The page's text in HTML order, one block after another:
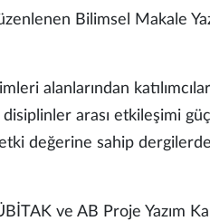
Bilimsel Makale
alanlarından
disiplinler arası etkileşimi
değerine sahip
ve AB Proje Yazım